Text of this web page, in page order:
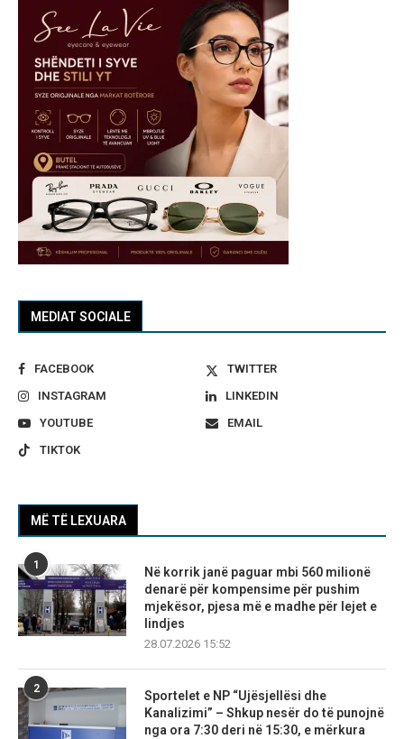
MEDIAT SOCIALE
FACEBOOK
TWITTER
INSTAGRAM
LINKEDIN
YOUTUBE
EMAIL
TIKTOK
MË TË LEXUARA
1
Në korrik janë paguar mbi 560 milionë
denarë për kompensime për pushim
mjekësor, pjesa më e madhe për lejet e
lindjes
28.07.2026 15:52
2
Sportelet e NP “Ujësjellësi dhe
Kanalizimi” – Shkup nesër do të punojnë
nga ora 7:30 deri në 15:30, e mërkura